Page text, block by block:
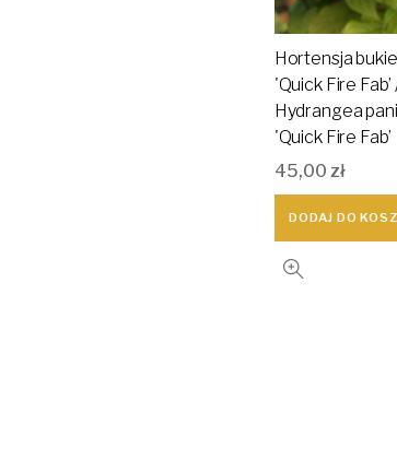
Hortensja
'Quick Fire Fab’
Hydrangea
'Quick Fire Fab’
45,00 zł
DODAJ DO